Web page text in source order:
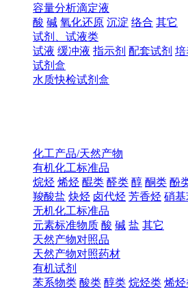
容量分析滴定液
酸 碱 氧化还原 沉淀 络合 其它
试剂、试液类
试液 缓冲液 指示剂 配套试剂 培
试剂盒
水质快检试剂盒
化工产品/天然产物
有机化工标准品
烷烃 烯烃 醌类 醛类 醇 酮类 酚
羧酸盐 炔烃 卤代烃 芳香烃 硝基
无机化工标准品
元素标准物质 酸 碱 盐 其它
天然产物对照品
天然产物对照药材
有机试剂
苯系物类 酸类 醇类 烷烃类 烯烃